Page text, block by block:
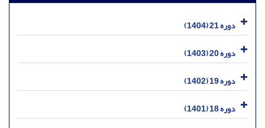
دوره 21 (1404)
دوره 20 (1403)
دوره 19 (1402)
دوره 18 (1401)